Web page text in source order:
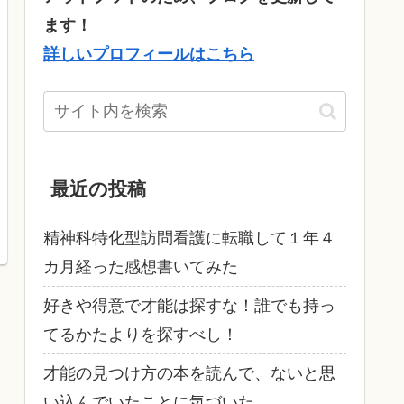
ます！
詳しいプロフィールはこちら
最近の投稿
精神科特化型訪問看護に転職して１年４
カ月経った感想書いてみた
好きや得意で才能は探すな！誰でも持っ
てるかたよりを探すべし！
才能の見つけ方の本を読んで、ないと思